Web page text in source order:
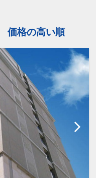
価格の高い順